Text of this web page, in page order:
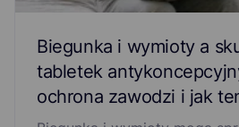
Biegunka i wymioty a
tabletek
ochrona zawodzi i jak